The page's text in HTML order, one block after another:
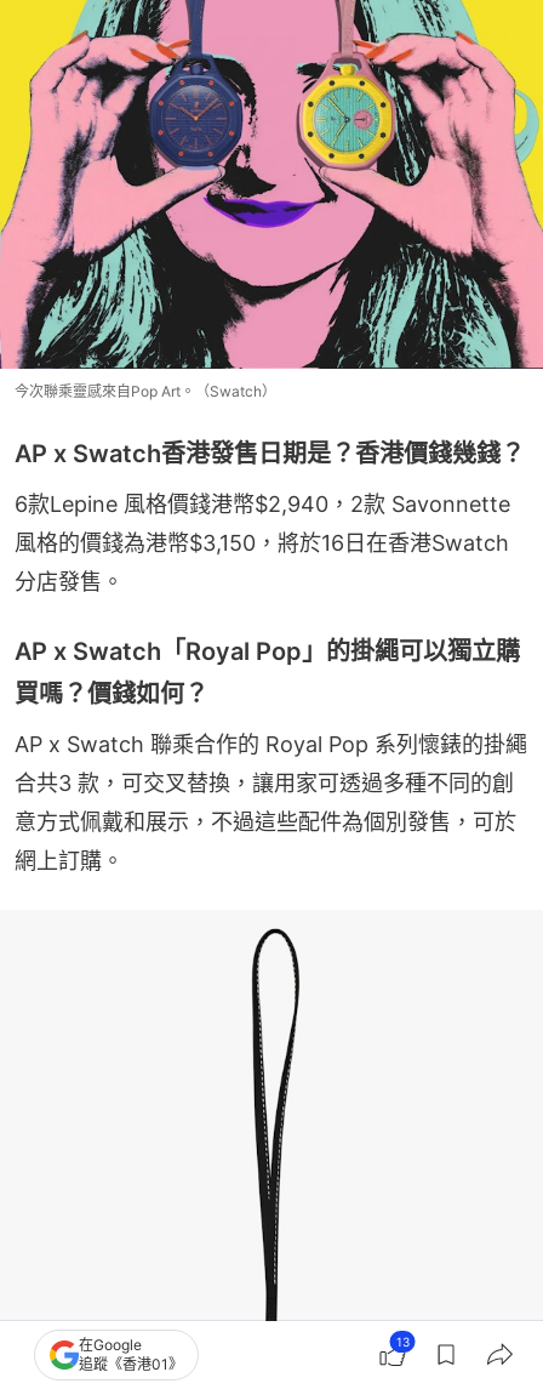
今次聯乘靈感來自Pop Art。（Swatch）
AP x Swatch香港發售日期是？香港價錢幾錢？
6款Lepine 風格價錢港幣$2,940，2款 Savonnette
風格的價錢為港幣$3,150，將於16日在香港Swatch
分店發售。
AP x Swatch「Royal Pop」的掛繩可以獨立購
買嗎？價錢如何？
AP x Swatch 聯乘合作的 Royal Pop 系列懷錶的掛繩
合共3 款，可交叉替換，讓用家可透過多種不同的創
意方式佩戴和展示，不過這些配件為個別發售，可於
網上訂購。
在Google
追蹤《香港01》
13